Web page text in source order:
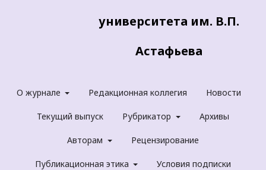
университета им. В.П.
Астафьева
О журнале Редакционная коллегия Новости
Текущий выпуск Рубрикатор Архивы
Авторам Рецензирование
Публикационная этика Условия подписки